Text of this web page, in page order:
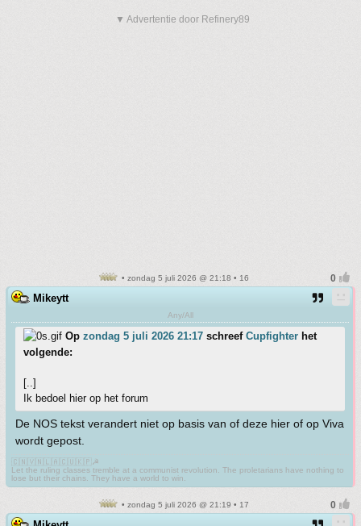
▼ Advertentie door Refinery89
• zondag 5 juli 2026 @ 21:18 • 16
Mikeytt
Any/All
Op zondag 5 juli 2026 21:17 schreef Cupfighter het
volgende:
[..]
Ik bedoel hier op het forum
De NOS tekst verandert niet op basis van of deze hier of op Viva
wordt gepost.
🇨🇳🇻🇳🇱🇦🇨🇺🇰🇵☭
Let the ruling classes tremble at a communist revolution. The proletarians have nothing to
lose but their chains. They have a world to win.
• zondag 5 juli 2026 @ 21:19 • 17